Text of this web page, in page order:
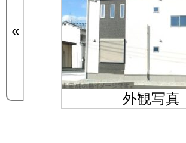
«
外観写真